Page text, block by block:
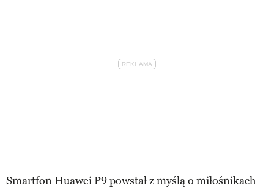
Smartfon Huawei P9 powstał z myślą o miłośnikach